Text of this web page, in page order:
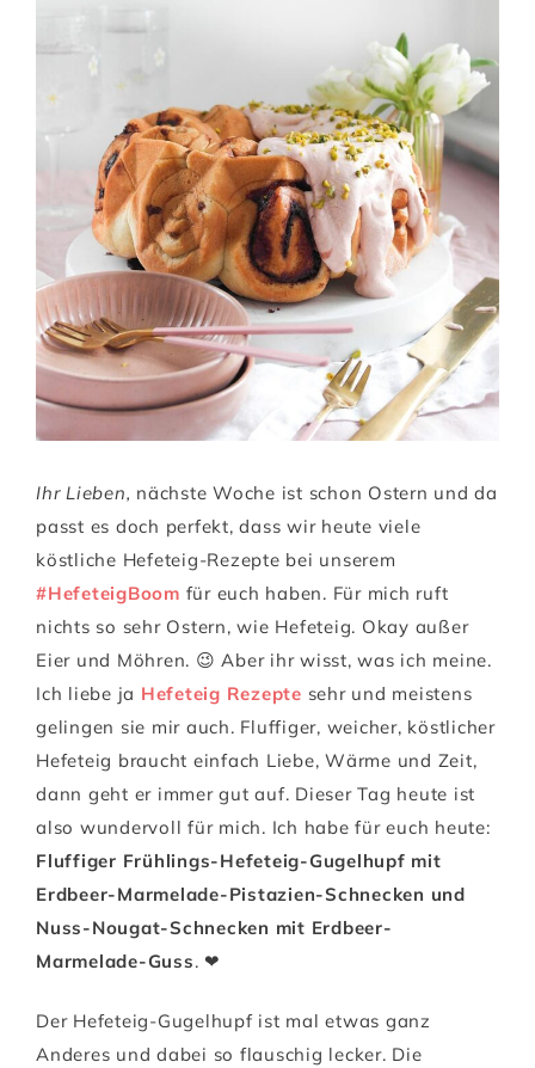
Ihr Lieben, nächste Woche ist schon Ostern und da
passt es doch perfekt, dass wir heute viele
köstliche Hefeteig-Rezepte bei unserem
#HefeteigBoom für euch haben. Für mich ruft
nichts so sehr Ostern, wie Hefeteig. Okay außer
Eier und Möhren. 😉 Aber ihr wisst, was ich meine.
Ich liebe ja Hefeteig Rezepte sehr und meistens
gelingen sie mir auch. Fluffiger, weicher, köstlicher
Hefeteig braucht einfach Liebe, Wärme und Zeit,
dann geht er immer gut auf. Dieser Tag heute ist
also wundervoll für mich. Ich habe für euch heute:
Fluffiger Frühlings-Hefeteig-Gugelhupf mit
Erdbeer-Marmelade-Pistazien-Schnecken und
Nuss-Nougat-Schnecken mit Erdbeer-
Marmelade-Guss. ❤
Der Hefeteig-Gugelhupf ist mal etwas ganz
Anderes und dabei so flauschig lecker. Die